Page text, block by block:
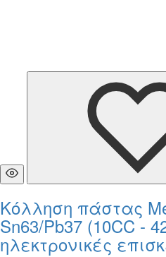
Κόλληση πάστας
Sn63/Pb37 (10CC -
ηλεκτρονικές